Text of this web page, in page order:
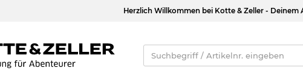
Herzlich Willkommen bei Kotte & Zeller -